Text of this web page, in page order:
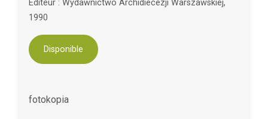
Éditeur : Wydawnictwo Archidiecezji Warszawskiej,
1990
Disponible
fotokopia